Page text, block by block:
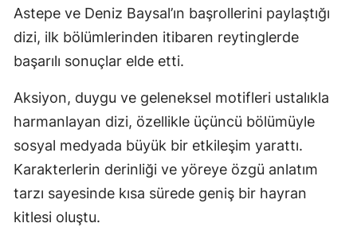
Kayseri
Kırşehir
Kocaeli
Konya
Kütahya
Astepe ve Deniz Baysal’ın başrollerini paylaştığı
dizi, ilk bölümlerinden itibaren reytinglerde
başarılı sonuçlar elde etti.
Aksiyon, duygu ve geleneksel motifleri ustalıkla
harmanlayan dizi, özellikle üçüncü bölümüyle
sosyal medyada büyük bir etkileşim yarattı.
Karakterlerin derinliği ve yöreye özgü anlatım
tarzı sayesinde kısa sürede geniş bir hayran
kitlesi oluştu.